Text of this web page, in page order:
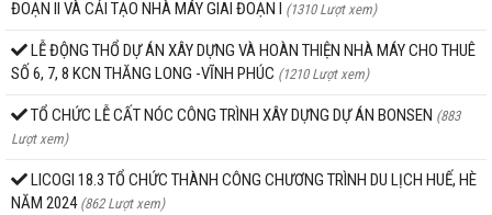
ĐOẠN II VÀ CẢI TẠO NHÀ MÁY GIAI ĐOẠN I (1310 Lượt xem)
LỄ ĐỘNG THỔ DỰ ÁN XÂY DỰNG VÀ HOÀN THIỆN NHÀ MÁY CHO THUÊ
SỐ 6, 7, 8 KCN THĂNG LONG -VĨNH PHÚC (1210 Lượt xem)
TỔ CHỨC LỄ CẤT NÓC CÔNG TRÌNH XÂY DỰNG DỰ ÁN BONSEN (883
Lượt xem)
LICOGI 18.3 TỔ CHỨC THÀNH CÔNG CHƯƠNG TRÌNH DU LỊCH HUẾ, HÈ
NĂM 2024 (862 Lượt xem)